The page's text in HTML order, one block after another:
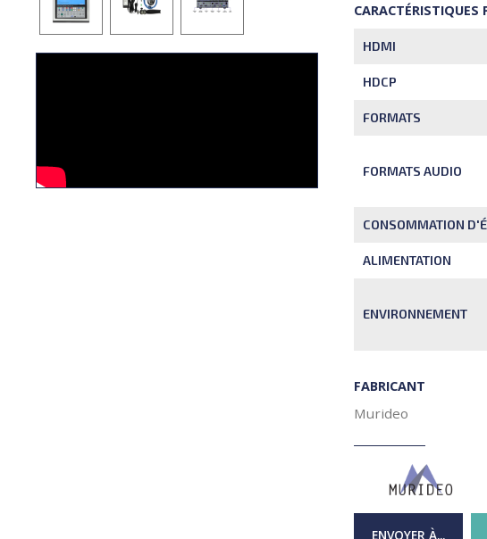
CARACTÉRISTIQUES
HDMI
HDCP
FORMATS
FORMATS AUDIO
CONSOMMATION
ALIMENTATION
ENVIRONNEMENT
FABRICANT
Murideo
ENVOYER À...